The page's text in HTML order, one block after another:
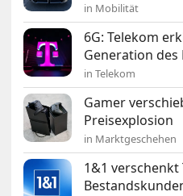
in Mobilität
6G: Telekom
Generation
in Telekom
Gamer
Preisexplosion
in Marktgeschehen
1&1 verschenkt